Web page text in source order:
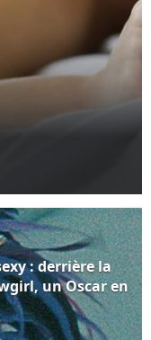
: derrière la
un Oscar en